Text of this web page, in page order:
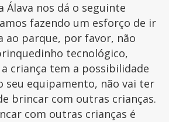
Álava nos dá o seguinte
fazendo um esforço de ir
ao parque, por favor, não
tecnológico,
criança tem a possibilidade
seu equipamento, não vai ter
brincar com outras crianças.
com outras crianças é